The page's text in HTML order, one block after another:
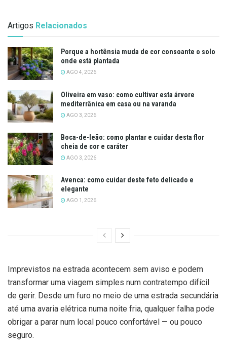
Artigos Relacionados
Porque a hortênsia muda de cor consoante o solo
onde está plantada
AGO 4, 2026
Oliveira em vaso: como cultivar esta árvore
mediterrânica em casa ou na varanda
AGO 3, 2026
Boca-de-leão: como plantar e cuidar desta flor
cheia de cor e caráter
AGO 3, 2026
Avenca: como cuidar deste feto delicado e
elegante
AGO 1, 2026
Imprevistos na estrada acontecem sem aviso e podem
transformar uma viagem simples num contratempo difícil
de gerir. Desde um furo no meio de uma estrada secundária
até uma avaria elétrica numa noite fria, qualquer falha pode
obrigar a parar num local pouco confortável — ou pouco
seguro.